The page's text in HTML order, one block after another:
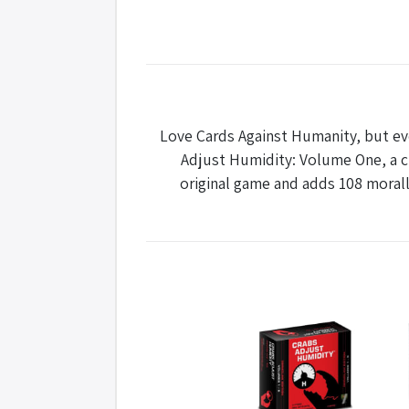
Love Cards Against Humanity, but
Adjust Humidity: Volume One,
original game and adds 108